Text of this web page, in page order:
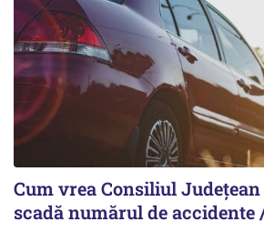
Cum vrea Consiliul
scadă numărul de accidente